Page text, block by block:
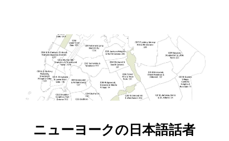
ニューヨークの日本語話者